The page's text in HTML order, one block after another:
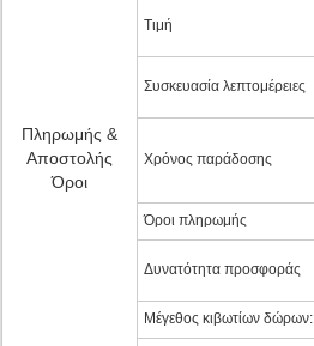
Πληρωμής &
Αποστολής
Όροι
Τιμή
Συσκευασία λεπτομέρειες
Χρόνος παράδοσης
Όροι πληρωμής
Δυνατότητα προσφοράς
Μέγεθος κιβωτίων δώρων: